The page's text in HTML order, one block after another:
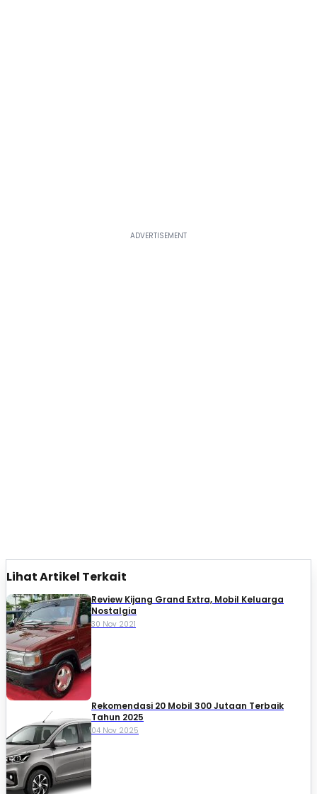
Lihat Artikel Terkait
Review Kijang Grand Extra, Mobil Keluarga
Nostalgia
30 Nov 2021
Rekomendasi 20 Mobil 300 Jutaan Terbaik
Tahun 2025
04 Nov 2025